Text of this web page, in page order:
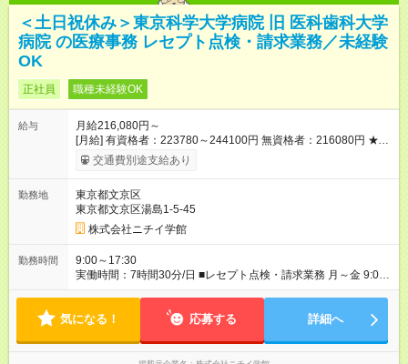
＜土日祝休み＞東京科学大学病院 旧 医科歯科大学
病院 の医療事務 レセプト点検・請求業務／未経験
OK
正社員 職種未経験OK
給与
月給216,080円～
[月給] 有資格者：223780～244100円 無資格者：216080円 ★賞
与あり 年2回（業績による 初年度1回） ★キャリアアップ制度
あり 進級により給与がアップします！ 【試用期間】試用期間あ
す。
交通費別途支給あり
勤務地
東京都文京区
東京都文京区湯島1-5-45
株式会社ニチイ学館
勤務時間
9:00～17:30
実働時間：7時間30分/日 ■レセプト点検・請求業務 月～金 9:00
～17:30（休憩60分） ※レセプト業務があるため残業あり
気になる！ 応募する 詳細へ